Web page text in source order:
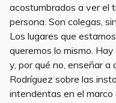
acostumbrados a ver el
persona. Son colegas,
Los lugares que
queremos lo mismo.
y, por qué no, enseñar a
Rodríguez sobre las
intendentas en el marco